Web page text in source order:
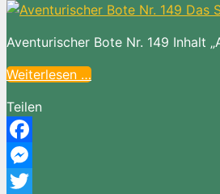
Aventurischer Bote Nr. 149 Inhalt
Weiterlesen …
Teilen
Facebook
Messenger